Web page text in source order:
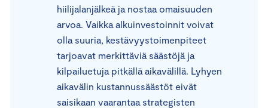
hiilijalanjälkeä ja nostaa omaisuuden
arvoa. Vaikka alkuinvestoinnit voivat
olla suuria, kestävyystoimenpiteet
tarjoavat merkittäviä säästöjä ja
kilpailuetuja pitkällä aikavälillä. Lyhyen
aikavälin kustannussäästöt eivät
saisikaan vaarantaa strategisten